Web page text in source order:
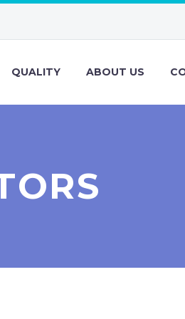
QUALITY ABOUT US